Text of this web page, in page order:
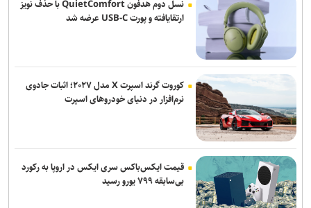
نسل دوم هدفون QuietComfort با حذف نویز
ارتقایافته و پورت USB-C عرضه شد
کوروت گرند اسپرت X مدل ۲۰۲۷؛ اثبات جادوی
نرم‌افزار در دنیای خودروهای اسپرت
قیمت ایکس‌باکس سری ایکس در اروپا به رکورد
بی‌سابقه ۷۹۹ یورو رسید